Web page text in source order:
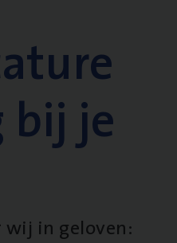
je
wij in geloven: